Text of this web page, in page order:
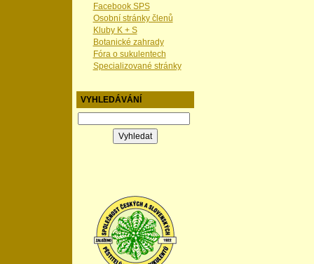
Facebook SPS
Osobní stránky členů
Kluby K + S
Botanické zahrady
Fóra o sukulentech
Specializované stránky
VYHLEDÁVÁNÍ